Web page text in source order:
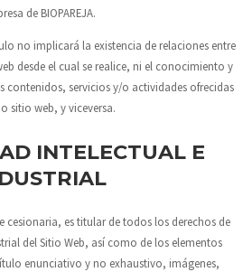
de BIOPAREJA.
no implicará la existencia de relaciones entre
desde el cual se realice, ni el conocimiento y
contenidos, servicios y/o actividades ofrecidas
sitio web, y viceversa.
INTELECTUAL E
es titular de todos los derechos de
del Sitio Web, así como de los elementos
enunciativo y no exhaustivo, imágenes,